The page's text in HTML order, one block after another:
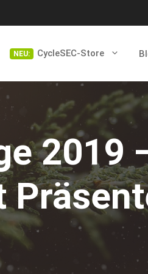
CycleSEC-Store
2019